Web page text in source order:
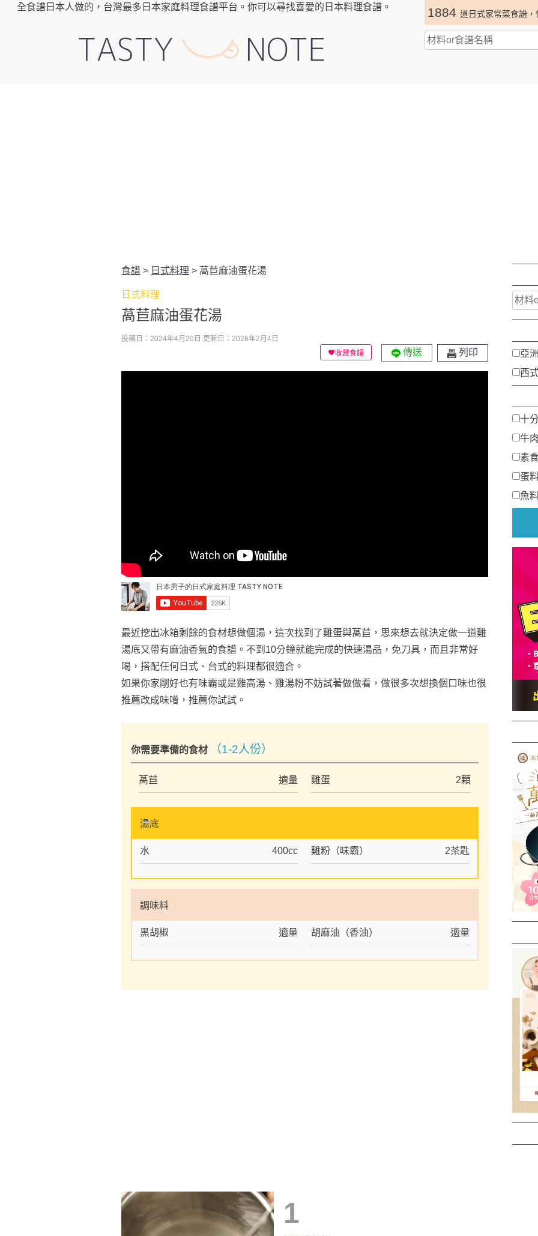
全食譜日本人做的，台灣最多日本家庭料理食譜平台。你可以尋找喜愛的日本料理食譜。 1884 道日式家常菜食譜，
食譜 > 日式料理 > 萵苣麻油蛋花湯
日式料理
萵苣麻油蛋花湯
投稿日：2024年4月20日 更新日：2026年2月4日
收藏食譜
傳送 列印
最近挖出冰箱剩餘的食材想做個湯，這次找到了雞蛋與萵苣，思來想去就決定做一道雞
湯底又帶有麻油香氣的食譜。不到10分鐘就能完成的快速湯品，免刀具，而且非常好
喝，搭配任何日式、台式的料理都很適合。
如果你家剛好也有味霸或是雞高湯、雞湯粉不妨試著做做看，做很多次想換個口味也很
推薦改成味噌，推薦你試試。
你需要準備的食材 （1-2人份）
萵苣 適量 雞蛋 2顆
湯底
水 400cc 雞粉（味霸） 2茶匙
調味料
黑胡椒 適量 胡麻油（香油） 適量
1
亞
西
十
牛
素
蛋
魚